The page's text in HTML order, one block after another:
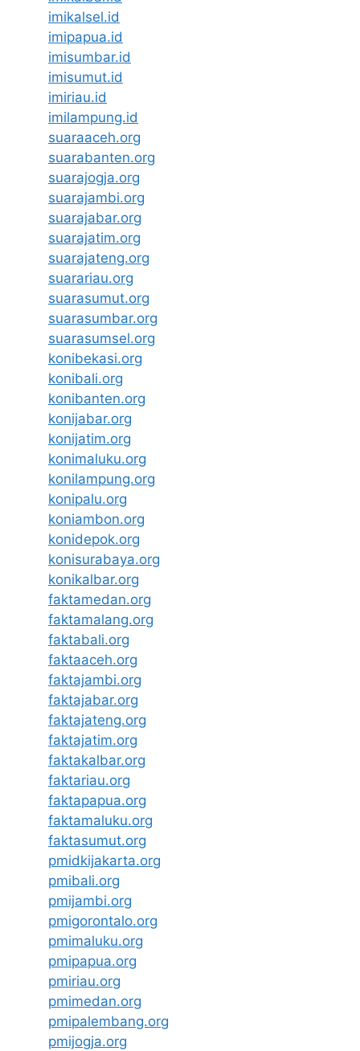
imikalsel.id
imipapua.id
imisumbar.id
imisumut.id
imiriau.id
imilampung.id
suaraaceh.org
suarabanten.org
suarajogja.org
suarajambi.org
suarajabar.org
suarajatim.org
suarajateng.org
suarariau.org
suarasumut.org
suarasumbar.org
suarasumsel.org
konibekasi.org
konibali.org
konibanten.org
konijabar.org
konijatim.org
konimaluku.org
konilampung.org
konipalu.org
koniambon.org
konidepok.org
konisurabaya.org
konikalbar.org
faktamedan.org
faktamalang.org
faktabali.org
faktaaceh.org
faktajambi.org
faktajabar.org
faktajateng.org
faktajatim.org
faktakalbar.org
faktariau.org
faktapapua.org
faktamaluku.org
faktasumut.org
pmidkijakarta.org
pmibali.org
pmijambi.org
pmigorontalo.org
pmimaluku.org
pmipapua.org
pmiriau.org
pmimedan.org
pmipalembang.org
pmijogja.org